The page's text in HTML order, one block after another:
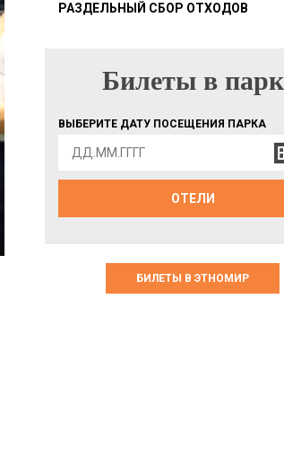
РАЗДЕЛЬНЫЙ СБОР ОТХОДОВ
БИЛЕТЫ В ПАРК
Билеты в парк
ВЫБЕРИТЕ ДАТУ ПОСЕЩЕНИЯ ПАРКА
ОТЕЛИ
БИЛЕТЫ В ЭТНОМИР